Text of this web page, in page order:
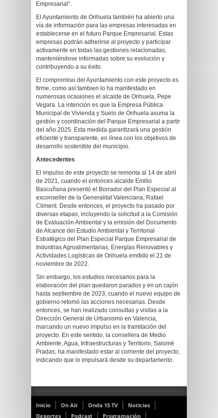
Empresarial”.
El Ayuntamiento de Orihuela también ha abierto una
vía de información para las empresas interesadas en
establecerse en el futuro Parque Empresarial. Estas
empresas podrán adherirse al proyecto y participar
activamente en todas las gestiones relacionadas,
manteniéndose informadas sobre su evolución y
contribuyendo a su éxito.
El compromiso del Ayuntamiento con este proyecto es
firme, como así tambien lo ha manifestado en
numerosas ocasiones el alcalde de Orihuela, Pepe
Vegara. La intención es que la Empresa Pública
Municipal de Vivienda y Suelo de Orihuela asuma la
gestión y coordinación del Parque Empresarial a partir
del año 2025. Esta medida garantizará una gestión
eficiente y transparente, en línea con los objetivos de
desarrollo sostenible del municipio.
Antecedentes
El impulso de este proyecto se remonta al 14 de abril
de 2021, cuando el entonces alcalde Emilio
Bascuñana presentó el Borrador del Plan Especial al
exconseller de la Generalitat Valenciana, Rafael
Climent. Desde entonces, el proyecto ha pasado por
diversas etapas, incluyendo la solicitud a la Comisión
de Evaluación Ambiental y la emisión del Documento
de Alcance del Estudio Ambiental y Territorial
Estratégico del Plan Especial Parque Empresarial de
Industrias Agroalimentarias, Energías Renovables y
Actividades Logísticas de Orihuela emitido el 21 de
noviembre de 2022.
Sin embargo, los estudios necesarios para la
elaboración del plan quedaron parados y en un cajón
hasta septiembre de 2023, cuando el nuevo equipo de
gobierno retomó las acciones necesarias. Desde
entonces, se han realizado consultas y visitas a la
Dirección General de Urbanismo en Valencia,
marcando un nuevo impulso en la tramitación del
proyecto. En este sentido, la consellera de Medio
Ambiente, Agua, Infraestructuras y Territorio, Salomé
Pradas, ha manifestado estar al corriente del proyecto,
indicando que lo impulsará desde su departamento.
Inicio On Air Onda 15 TV
Noticias
Deportes
Podcast Programación